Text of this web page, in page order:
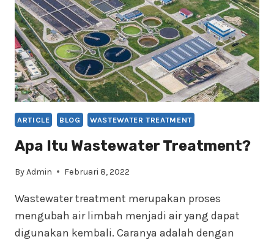
ARTICLE BLOG WASTEWATER TREATMENT
Apa Itu Wastewater Treatment?
ByAdmin Februari 8, 2022
Wastewater treatment merupakan proses
mengubah air limbah menjadi air yang dapat
digunakan kembali. Caranya adalah dengan